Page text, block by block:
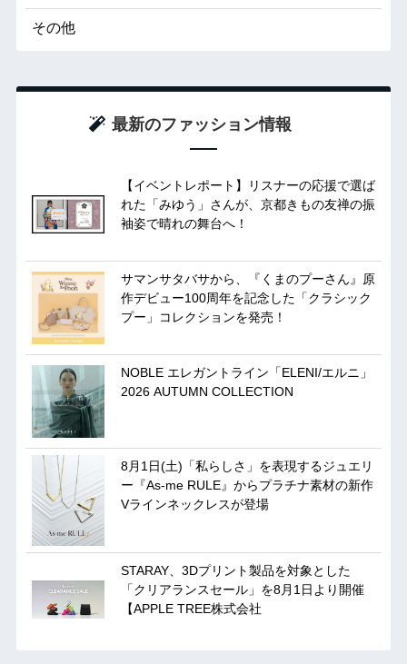
その他
最新のファッション情報
【イベントレポート】リスナーの応援で選ば
れた「みゆう」さんが、京都きもの友禅の振
袖姿で晴れの舞台へ！
サマンサタバサから、『くまのプーさん』原
作デビュー100周年を記念した「クラシック
プー」コレクションを発売！
NOBLE エレガントライン「ELENI/エルニ」
2026 AUTUMN COLLECTION
8月1日(土)「私らしさ」を表現するジュエリ
ー『As-me RULE』からプラチナ素材の新作
Vラインネックレスが登場
STARAY、3Dプリント製品を対象とした
「クリアランスセール」を8月1日より開催
【APPLE TREE株式会社